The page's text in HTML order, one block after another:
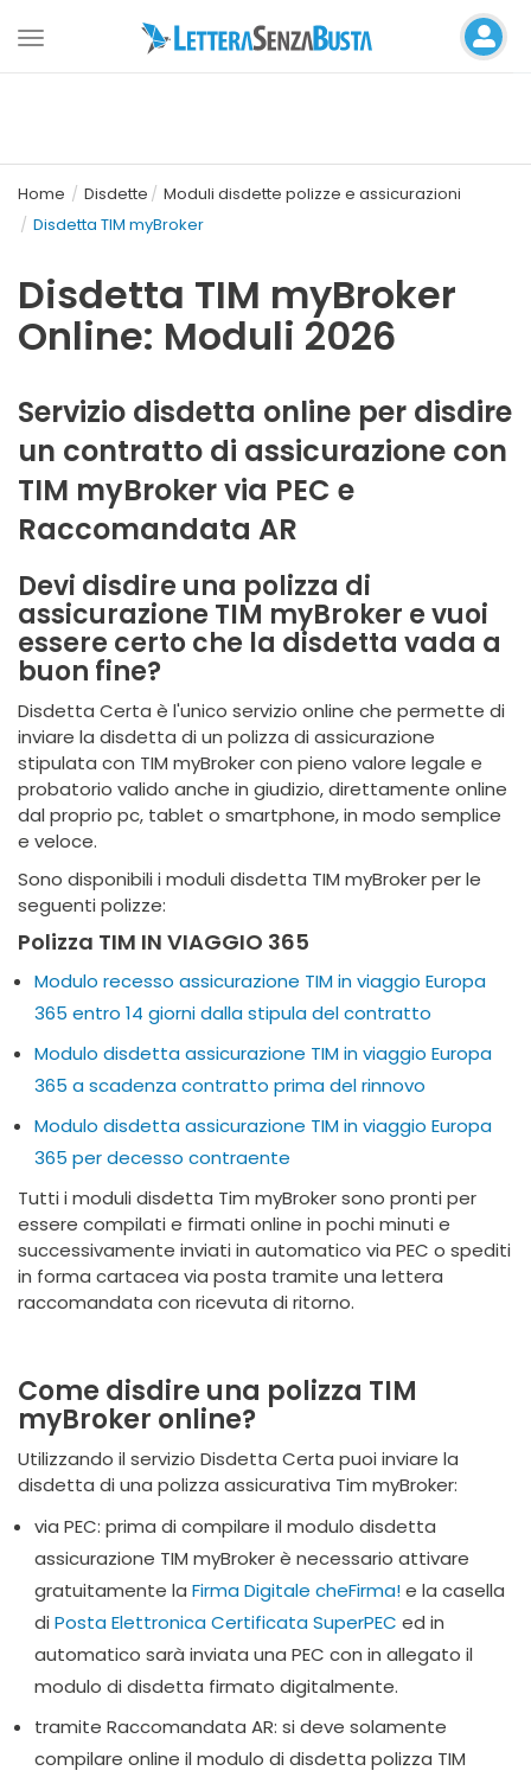
Toggle
Home Disdette
Moduli disdette polizze e assicurazioni
Disdetta TIM myBroker
Disdetta TIM myBroker
Online: Moduli 2026
Servizio disdetta online per disdire
un contratto di assicurazione con
TIM myBroker via PEC e
Raccomandata AR
Devi disdire una polizza di
assicurazione TIM myBroker e vuoi
essere certo che la disdetta vada a
buon fine?
Disdetta Certa è l'unico servizio online che permette di
inviare la disdetta di un polizza di assicurazione
stipulata con TIM myBroker con pieno valore legale e
probatorio valido anche in giudizio, direttamente online
dal proprio pc, tablet o smartphone, in modo semplice
e veloce.
Sono disponibili i moduli disdetta TIM myBroker per le
seguenti polizze:
Polizza TIM IN VIAGGIO 365
Modulo recesso assicurazione TIM in viaggio Europa
365 entro 14 giorni dalla stipula del contratto
Modulo disdetta assicurazione TIM in viaggio Europa
365 a scadenza contratto prima del rinnovo
Modulo disdetta assicurazione TIM in viaggio Europa
365 per decesso contraente
Tutti i moduli disdetta Tim myBroker sono pronti per
essere compilati e firmati online in pochi minuti e
successivamente inviati in automatico via PEC o spediti
in forma cartacea via posta tramite una lettera
raccomandata con ricevuta di ritorno.
Come disdire una polizza TIM
myBroker online?
Utilizzando il servizio Disdetta Certa puoi inviare la
disdetta di una polizza assicurativa Tim myBroker:
via PEC: prima di compilare il modulo disdetta
assicurazione TIM myBroker è necessario attivare
gratuitamente la Firma Digitale cheFirma!e la casella
di Posta Elettronica Certificata SuperPEC ed in
automatico sarà inviata una PEC con in allegato il
modulo di disdetta firmato digitalmente.
tramite Raccomandata AR: si deve solamente
compilare online il modulo di disdetta polizza TIM